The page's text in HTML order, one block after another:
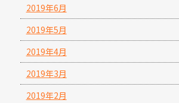
2019年6月
2019年5月
2019年4月
2019年3月
2019年2月